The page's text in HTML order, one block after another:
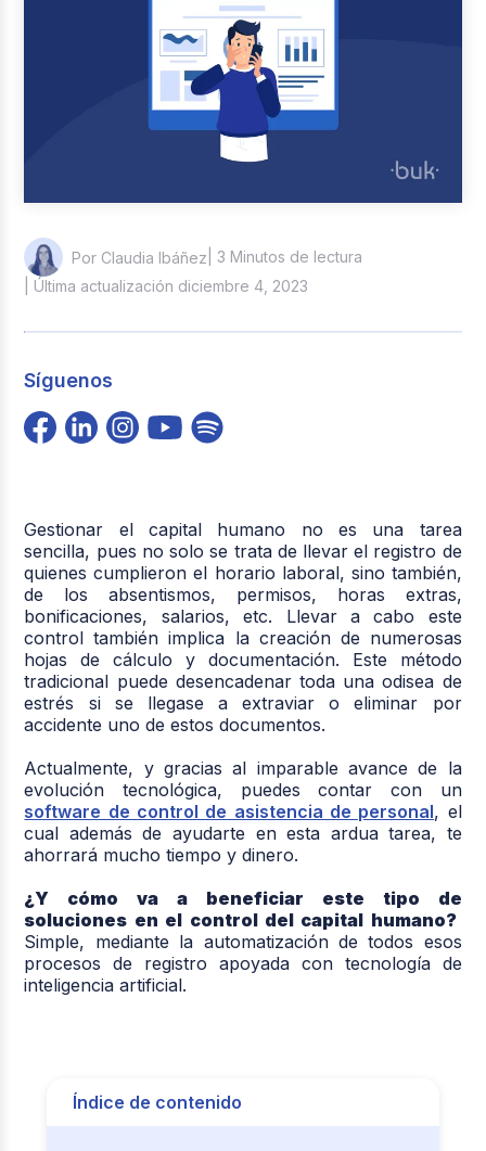
Por Claudia Ibáñez | 3 Minutos de lectura
| Última actualización diciembre 4, 2023
Síguenos
Gestionar el capital humano no es una tarea
sencilla, pues no solo se trata de llevar el registro de
quienes cumplieron el horario laboral, sino también,
de los absentismos, permisos, horas extras,
bonificaciones, salarios, etc. Llevar a cabo este
control también implica la creación de numerosas
hojas de cálculo y documentación. Este método
tradicional puede desencadenar toda una odisea de
estrés si se llegase a extraviar o eliminar por
accidente uno de estos documentos.
Actualmente, y gracias al imparable avance de la
evolución tecnológica, puedes contar con un
software de control de asistencia de personal, el
cual además de ayudarte en esta ardua tarea, te
ahorrará mucho tiempo y dinero.
¿Y cómo va a beneficiar este tipo de
soluciones en el control del capital humano?
Simple, mediante la automatización de todos esos
procesos de registro apoyada con tecnología de
inteligencia artificial.
Índice de contenido